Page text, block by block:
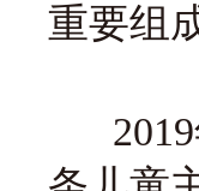
重要组
2019